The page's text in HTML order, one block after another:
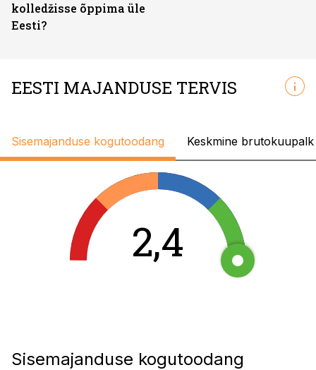
kolledžisse õppima üle
Eesti?
EESTI MAJANDUSE TERVIS
Sisemajanduse kogutoodang Keskmine brutokuupalk
2,4
Sisemajanduse kogutoodang